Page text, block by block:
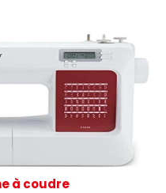
à coudre